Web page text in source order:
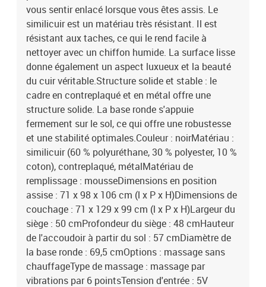
vous sentir enlacé lorsque vous êtes assis. Le
similicuir est un matériau très résistant. Il est
résistant aux taches, ce qui le rend facile à
nettoyer avec un chiffon humide. La surface lisse
donne également un aspect luxueux et la beauté
du cuir véritable.Structure solide et stable : le
cadre en contreplaqué et en métal offre une
structure solide. La base ronde s'appuie
fermement sur le sol, ce qui offre une robustesse
et une stabilité optimales.Couleur : noirMatériau :
similicuir (60 % polyuréthane, 30 % polyester, 10 %
coton), contreplaqué, métalMatériau de
remplissage : mousseDimensions en position
assise : 71 x 98 x 106 cm (l x P x H)Dimensions de
couchage : 71 x 129 x 99 cm (l x P x H)Largeur du
siège : 50 cmProfondeur du siège : 48 cmHauteur
de l'accoudoir à partir du sol : 57 cmDiamètre de
la base ronde : 69,5 cmOptions : massage sans
chauffageType de massage : massage par
vibrations par 6 pointsTension d'entrée : 5V